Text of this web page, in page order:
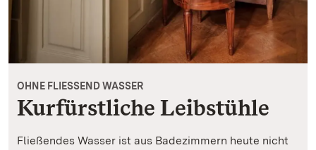
OHNE FLIESSEND WASSER
Kurfürstliche Leibstühle
Fließendes Wasser ist aus Badezimmern heute nicht